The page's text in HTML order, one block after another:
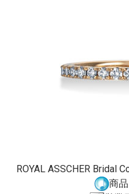
ROYAL ASSCHER
商